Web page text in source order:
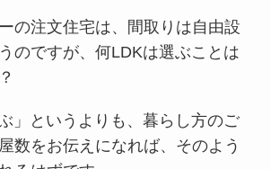
の注文住宅は、間取りは自由設
のですが、何LDKは選ぶことは
」というよりも、暮らし方のご
数をお伝えになれば、そのよう